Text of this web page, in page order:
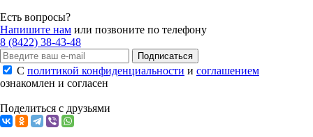
Есть вопросы?
Напишите нам или позвоните по телефону
8 (8422) 38-43-48
Подписаться
С политикой конфиденциальности и соглашением
ознакомлен и согласен
Поделиться с друзьями